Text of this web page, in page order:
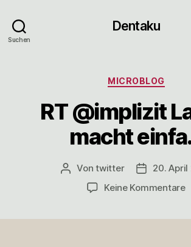
Suchen
Dentaku
Kategorien
MICROBLOG
RT @implizit
macht
Beitragsautor
Vontwitter
20. April
Keine Kommentarezu